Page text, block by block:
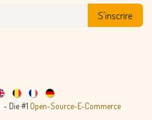
S'inscrire
- Die #1 Open-Source-E-Commerce